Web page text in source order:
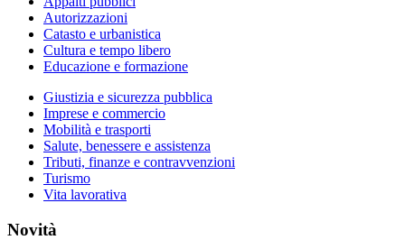
Autorizzazioni
Catasto e urbanistica
Cultura e tempo libero
Educazione e formazione
Giustizia e sicurezza pubblica
Imprese e commercio
Mobilità e trasporti
Salute, benessere e assistenza
Tributi, finanze e contravvenzioni
Turismo
Vita lavorativa
Novità